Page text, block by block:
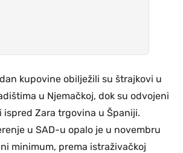
kupovine obilježili su štrajkovi u
u Njemačkoj, dok su odvojeni
Zara trgovina u Španiji.
u SAD-u opalo je u novembru
minimum, prema istraživačkoj